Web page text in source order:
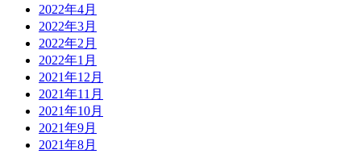
2022年4月
2022年3月
2022年2月
2022年1月
2021年12月
2021年11月
2021年10月
2021年9月
2021年8月